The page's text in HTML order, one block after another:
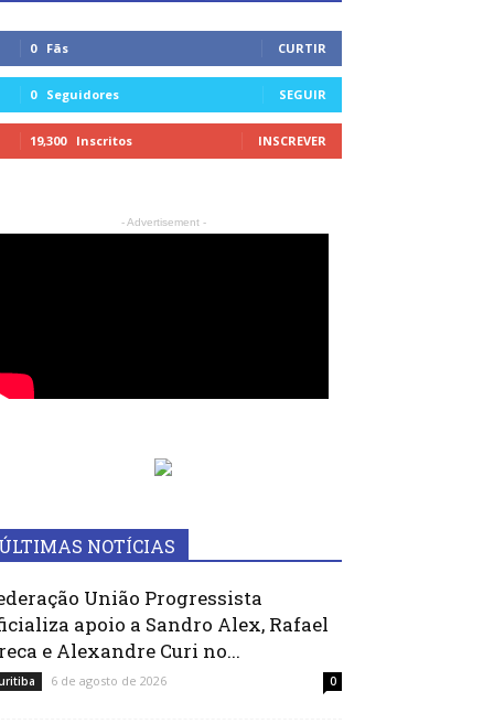
0 Fãs CURTIR
0 Seguidores SEGUIR
19,300 Inscritos INSCREVER
- Advertisement -
ÚLTIMAS NOTÍCIAS
União Progressista
apoio a Sandro Alex, Rafael
e Alexandre Curi no...
6 de agosto de 2026 0